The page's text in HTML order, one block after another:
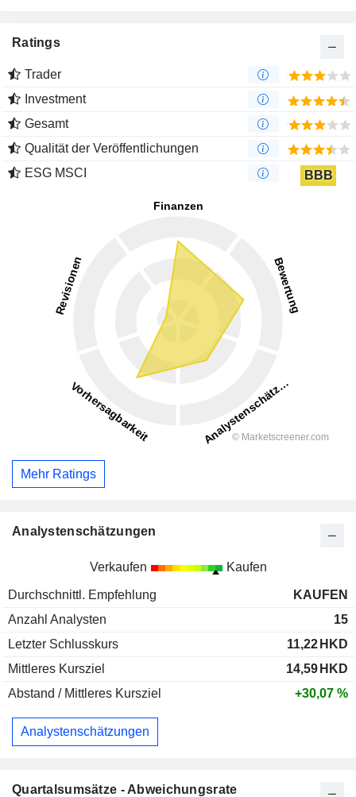
Ratings
Trader
Investment
Gesamt
Qualität der Veröffentlichungen
ESG MSCI
BBB
Mehr Ratings
Analystenschätzungen
Verkaufen Kaufen
Durchschnittl. Empfehlung
KAUFEN
Anzahl Analysten
15
Letzter Schlusskurs
11,22 HKD
Mittleres Kursziel
14,59 HKD
Abstand / Mittleres Kursziel
+30,07 %
Analystenschätzungen
Quartalsumsätze - Abweichungsrate